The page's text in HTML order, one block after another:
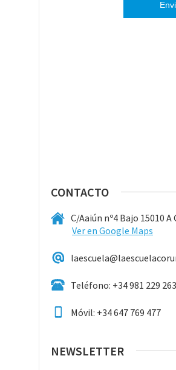
CONTACTO
C/Aaiún nº4 Bajo 15010 A
Ver en Google Maps
Teléfono: +34 981 229 263
Móvil: +34 647 769 477
NEWSLETTER